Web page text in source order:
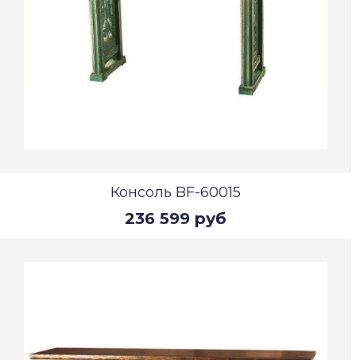
Консоль BF-60015
236 599 руб